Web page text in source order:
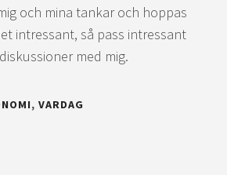
och mina tankar och hoppas
intressant, så pass intressant
med mig.
, VARDAG